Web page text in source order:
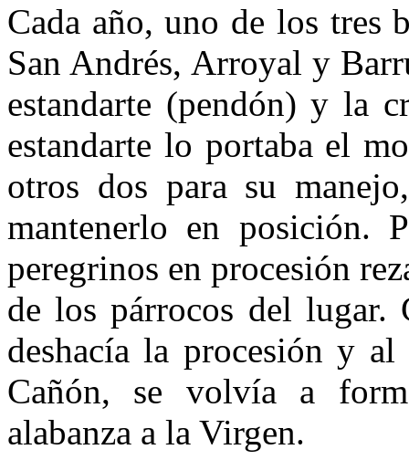
Cada año, uno de los tres
San Andrés, Arroyal y
estan­darte (pendón) y la
estandarte lo portaba el
otros dos para su
mantenerlo en posición.
pere­grinos en procesión
de los pá­rrocos del lugar.
deshacía la pro­cesión y
Cañón, se volvía a
alabanza a la Virgen.